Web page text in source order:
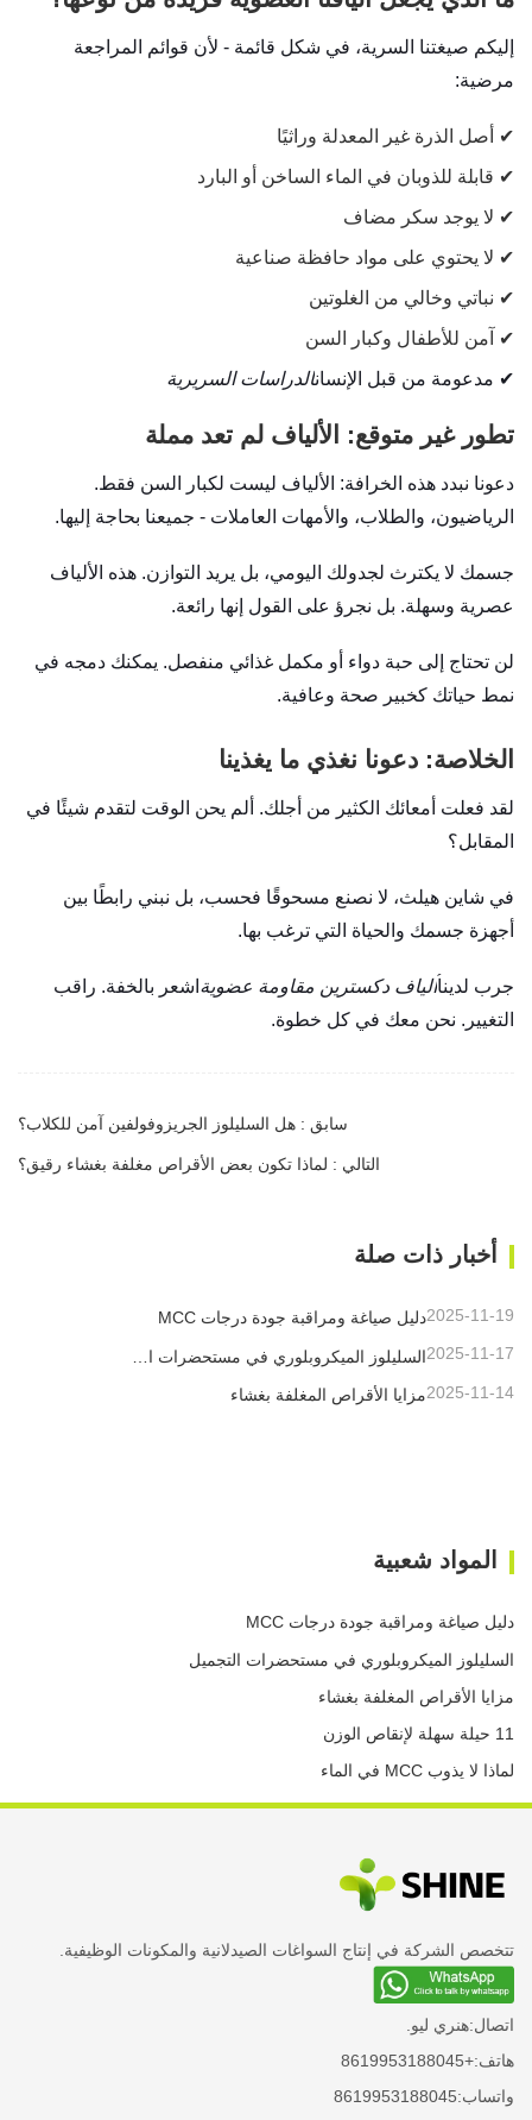
إليكم صيغتنا السرية، في شكل قائمة - لأن قوائم المراجعة
مرضية:
✔ أصل الذرة غير المعدلة وراثيًا
✔ قابلة للذوبان في الماء الساخن أو البارد
✔ لا يوجد سكر مضاف
✔ لا يحتوي على مواد حافظة صناعية
✔ نباتي وخالي من الغلوتين
✔ آمن للأطفال وكبار السن
✔ مدعومة من قبل الإنسانالدراسات السريرية
تطور غير متوقع: الألياف لم تعد مملة
دعونا نبدد هذه الخرافة: الألياف ليست لكبار السن فقط.
الرياضيون، والطلاب، والأمهات العاملات - جميعنا بحاجة إليها.
جسمك لا يكترث لجدولك اليومي، بل يريد التوازن. هذه الألياف
عصرية وسهلة. بل نجرؤ على القول إنها رائعة.
لن تحتاج إلى حبة دواء أو مكمل غذائي منفصل. يمكنك دمجه في
نمط حياتك كخبير صحة وعافية.
الخلاصة: دعونا نغذي ما يغذينا
لقد فعلت أمعائك الكثير من أجلك. ألم يحن الوقت لتقدم شيئًا في
المقابل؟
في شاين هيلث، لا نصنع مسحوقًا فحسب، بل نبني رابطًا بين
أجهزة جسمك والحياة التي ترغب بها.
جرب لديناألياف دكسترين مقاومة عضوية اشعر بالخفة. راقب
التغيير. نحن معك في كل خطوة.
سابق : هل السليلوز الجريزوفولفين آمن للكلاب؟
التالي : لماذا تكون بعض الأقراص مغلفة بغشاء رقيق؟
أخبار ذات صلة
دليل صياغة ومراقبة جودة درجات MCC2025-11-19
2025-11-17
مزايا الأقراص المغلفة بغشاء2025-11-14
المواد شعبية
دليل صياغة ومراقبة جودة درجات MCC
السليلوز الميكروبلوري في مستحضرات التجميل
مزايا الأقراص المغلفة بغشاء
11 حيلة سهلة لإنقاص الوزن
لماذا لا يذوب MCC في الماء
تتخصص الشركة في إنتاج السواغات الصيدلانية والمكونات الوظيفية.
اتصال:هنري ليو.
هاتف:+8619953188045
واتساب:8619953188045